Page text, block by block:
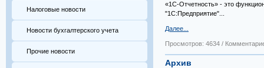
Налоговые новости
Новости бухгалтерского учета
Прочие новости
«1C-Отчетность» - это
"1С:Предприятие"...
Далее...
Просмотров: 4634 /
Архив